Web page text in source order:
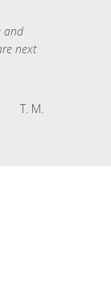
and
next
T. M.